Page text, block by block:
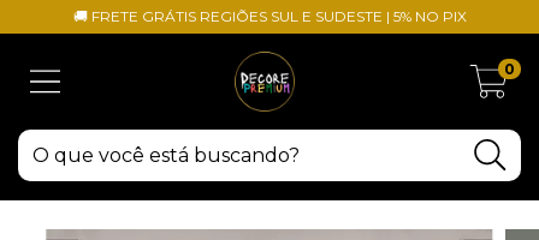
🚚 FRETE GRÁTIS REGIÕES SUL E SUDESTE | 5% NO PIX
0